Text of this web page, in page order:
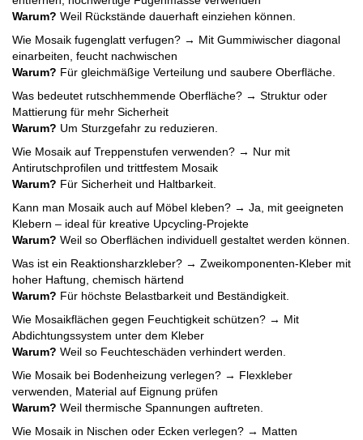
Warum? Weil Rückstände dauerhaft einziehen können.
Wie Mosaik fugenglatt verfugen? → Mit Gummiwischer diagonal
einarbeiten, feucht nachwischen
Warum? Für gleichmäßige Verteilung und saubere Oberfläche.
Was bedeutet rutschhemmende Oberfläche? → Struktur oder
Mattierung für mehr Sicherheit
Warum? Um Sturzgefahr zu reduzieren.
Wie Mosaik auf Treppenstufen verwenden? → Nur mit
Antirutschprofilen und trittfestem Mosaik
Warum? Für Sicherheit und Haltbarkeit.
Kann man Mosaik auch auf Möbel kleben? → Ja, mit geeigneten
Klebern – ideal für kreative Upcycling-Projekte
Warum? Weil so Oberflächen individuell gestaltet werden können.
Was ist ein Reaktionsharzkleber? → Zweikomponenten-Kleber mit
hoher Haftung, chemisch härtend
Warum? Für höchste Belastbarkeit und Beständigkeit.
Wie Mosaikflächen gegen Feuchtigkeit schützen? → Mit
Abdichtungssystem unter dem Kleber
Warum? Weil so Feuchteschäden verhindert werden.
Wie Mosaik bei Bodenheizung verlegen? → Flexkleber
verwenden, Material auf Eignung prüfen
Warum? Weil thermische Spannungen auftreten.
Wie Mosaik in Nischen oder Ecken verlegen? → Matten